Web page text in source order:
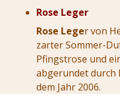
Rose Leger
Rose Leger von
zarter Sommer-
Pfingstrose und
abgerundet durch
dem Jahr 2006.